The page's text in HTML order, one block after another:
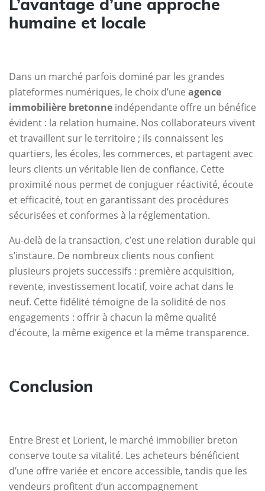
L’avantage d’une approche
humaine et locale
Dans un marché parfois dominé par les grandes
plateformes numériques, le choix d’une agence
immobilière bretonne indépendante offre un bénéfice
évident : la relation humaine. Nos collaborateurs vivent
et travaillent sur le territoire ; ils connaissent les
quartiers, les écoles, les commerces, et partagent avec
leurs clients un véritable lien de confiance. Cette
proximité nous permet de conjuguer réactivité, écoute
et efficacité, tout en garantissant des procédures
sécurisées et conformes à la réglementation.
Au-delà de la transaction, c’est une relation durable qui
s’instaure. De nombreux clients nous confient
plusieurs projets successifs : première acquisition,
revente, investissement locatif, voire achat dans le
neuf. Cette fidélité témoigne de la solidité de nos
engagements : offrir à chacun la même qualité
d’écoute, la même exigence et la même transparence.
Conclusion
Entre Brest et Lorient, le marché immobilier breton
conserve toute sa vitalité. Les acheteurs bénéficient
d’une offre variée et encore accessible, tandis que les
vendeurs profitent d’un accompagnement